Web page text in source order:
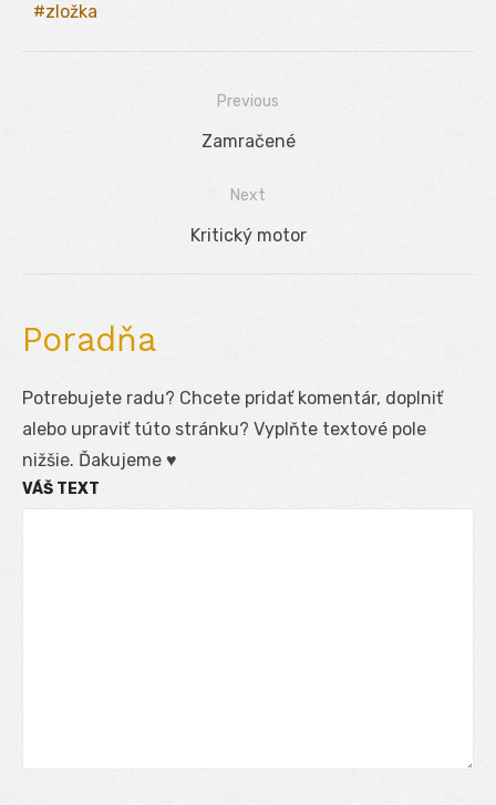
zložka
Previous
Previous
Zamračené
Next
Next
Kritický motor
Poradňa
Potrebujete radu? Chcete pridať komentár, doplniť
alebo upraviť túto stránku? Vyplňte textové pole
nižšie. Ďakujeme ♥
VÁŠ TEXT